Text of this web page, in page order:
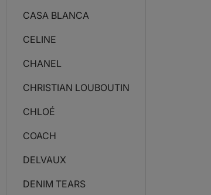
CASA BLANCA
CELINE
CHANEL
CHRISTIAN LOUBOUTIN
CHLOÉ
COACH
DELVAUX
DENIM TEARS